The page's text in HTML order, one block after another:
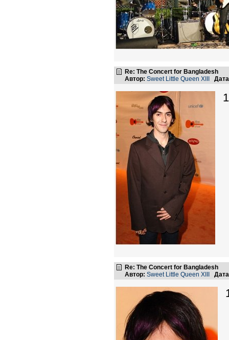
Re: The Concert for Bangladesh
Автор: Sweet Little Queen XIII
Re: The Concert for Bangladesh
Автор: Sweet Little Queen XIII